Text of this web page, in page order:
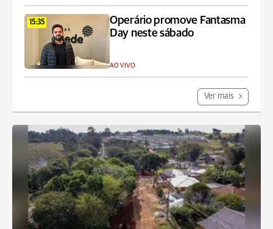
15:35
Operário promove Fantasma
Day neste sábado
AO VIVO
Ver mais